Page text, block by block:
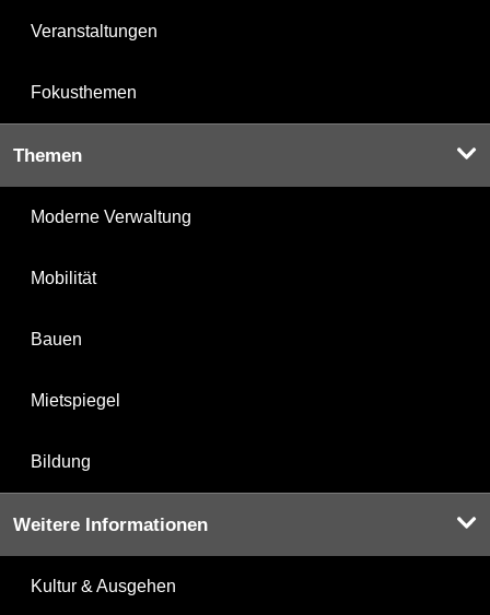
Veranstaltungen
Fokusthemen
Themen
Moderne Verwaltung
Mobilität
Bauen
Mietspiegel
Bildung
Weitere Informationen
Kultur & Ausgehen